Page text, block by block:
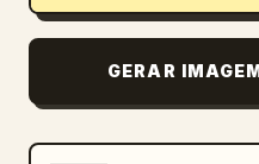
GERAR